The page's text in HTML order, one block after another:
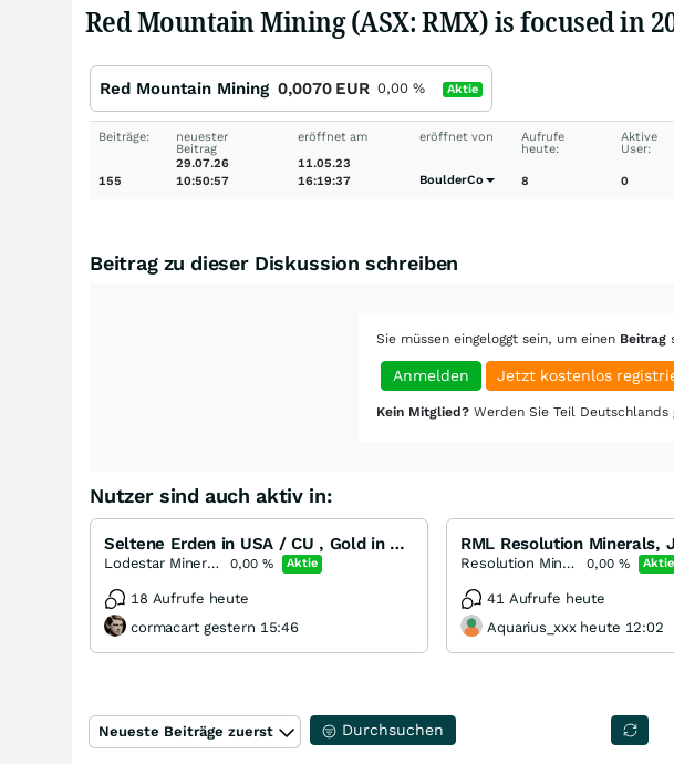
Red Mountain Mining (ASX: RMX) is focused in
Red Mountain Mining 0,0070 EUR 0,00 % Aktie
Beiträge:
155
neuester
Beitrag
29.07.26
10:50:57
eröffnet am
11.05.23
16:19:37
eröffnet von
BoulderCo
Aufrufe
heute:
8
Aktive
User:
0
Beitrag zu dieser Diskussion schreiben
Sie müssen eingeloggt sein, um einen Beitrag
Anmelden Jetzt kostenlos
Kein Mitglied? Werden Sie Teil Deutschlands
Nutzer sind auch aktiv in:
Seltene Erden in USA / CU , Gold in CHILE / Gold , ZN , Pb , Ag in W - Australia
Lodestar Minerals 0,00 % Aktie
18 Aufrufe heute
cormacart gestern 15:46
Resolution Minerals 0,00% Aktie
41 Aufrufe heute
Aquarius_xxx heute 12:02
Neueste Beiträge zuerst Durchsuchen